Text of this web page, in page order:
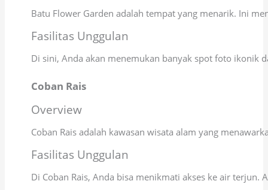
Batu Flower Garden adalah tempat yang menarik. Ini
Fasilitas Unggulan
Di sini, Anda akan menemukan banyak spot foto ikonik
Coban Rais
Overview
Coban Rais adalah kawasan wisata alam yang
Fasilitas Unggulan
Di Coban Rais, Anda bisa menikmati akses ke air